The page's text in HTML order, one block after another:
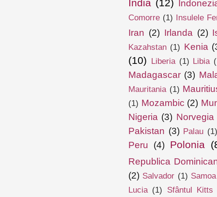
India (12)
Comorre (1) Insulele
Iran (2) Irlanda (2)
Kazahstan (1) Kenia
(10) Liberia (1) Libia
Madagascar (3)
Mauritania (1)
(1) Mozambic (2)
Nigeria (3) Norvegia
Pakistan (3) Palau (1)
Peru (4) Polonia
Republica
(2) Salvador (1) Samoa
Lucia (1) Sfântul